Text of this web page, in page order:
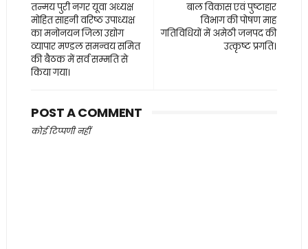
बाल विकास एवं पुष्टाहार
विभाग की पोषण माह
गतिविधियों में अमेठी जनपद की
उत्कृष्ट प्रगति।
तन्मय पुरी नगर यूवा अध्यक्ष
मोहित साहनी वरिष्ठ उपाध्यक्ष
का मनोनयन जिला उद्योग
व्यापार मण्डल समन्वय समित
की बैठक में सर्व सम्मति से
किया गया।
POST A COMMENT
कोई टिप्पणी नहीं